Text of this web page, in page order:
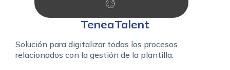
TeneaTalent
Solución para digitalizar todas los procesos
relacionados con la gestión de la plantilla.